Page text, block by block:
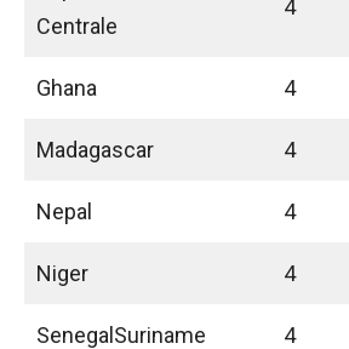
Centrale
4
Ghana 4
Madagascar 4
Nepal 4
Niger 4
SenegalSuriname 4